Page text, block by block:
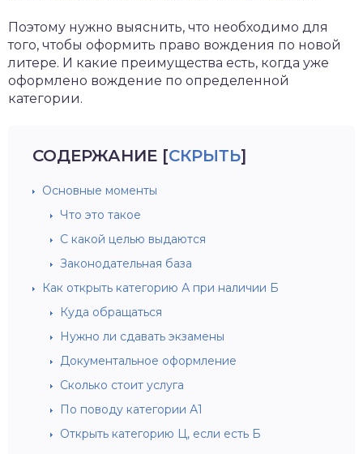
Поэтому нужно выяснить, что необходимо для
того, чтобы оформить право вождения по новой
литере. И какие преимущества есть, когда уже
оформлено вождение по определенной
категории.
СОДЕРЖАНИЕ [СКРЫТЬ]
Основные моменты
Что это такое
С какой целью выдаются
Законодательная база
Как открыть категорию А при наличии Б
Куда обращаться
Нужно ли сдавать экзамены
Документальное оформление
Сколько стоит услуга
По поводу категории А1
Открыть категорию Ц, если есть Б